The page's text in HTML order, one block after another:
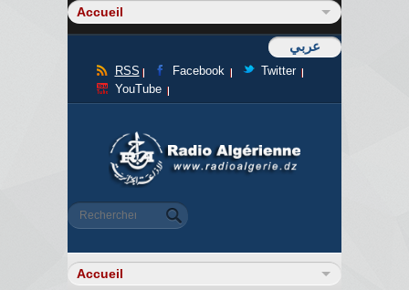
عربي
RSS Facebook
Twitter
YouTube
Formulaire de recherche
Rechercher